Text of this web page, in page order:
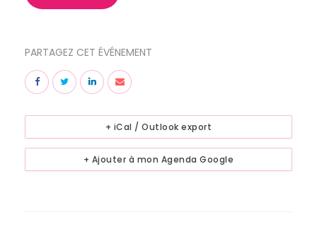
PARTAGEZ CET ÉVÉNEMENT
+ Ajouter à mon Agenda Google
+ iCal / Outlook export